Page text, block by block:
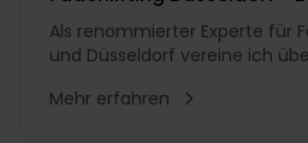
Als renommierter Experte für
und Düsseldorf vereine ich
unermüdlichen Streben nach
Mehr erfahren